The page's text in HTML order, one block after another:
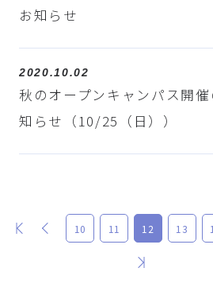
お知らせ
2020.10.02
秋のオープンキャンパス開催
知らせ（10/25（日））
最初 前 10 11 12 13
最後